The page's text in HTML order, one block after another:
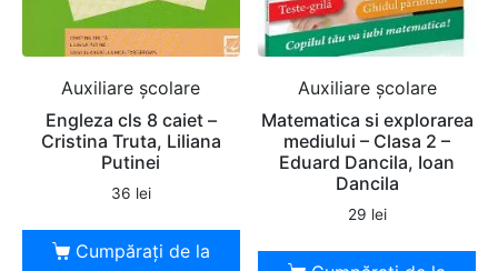
Auxiliare şcolare
Engleza cls 8 caiet –
Cristina Truta, Liliana
Putinei
36 lei
Cumpărați de la
Auxiliare şcolare
Matematica si explorarea
mediului – Clasa 2 –
Eduard Dancila, Ioan
Dancila
29 lei